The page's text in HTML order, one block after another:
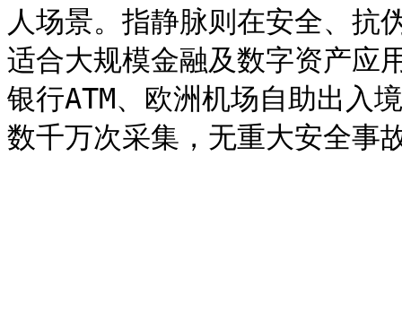
人场景。指静脉则在安全、抗
适合大规模金融及数字资产应
银行ATM、欧洲机场自助出入